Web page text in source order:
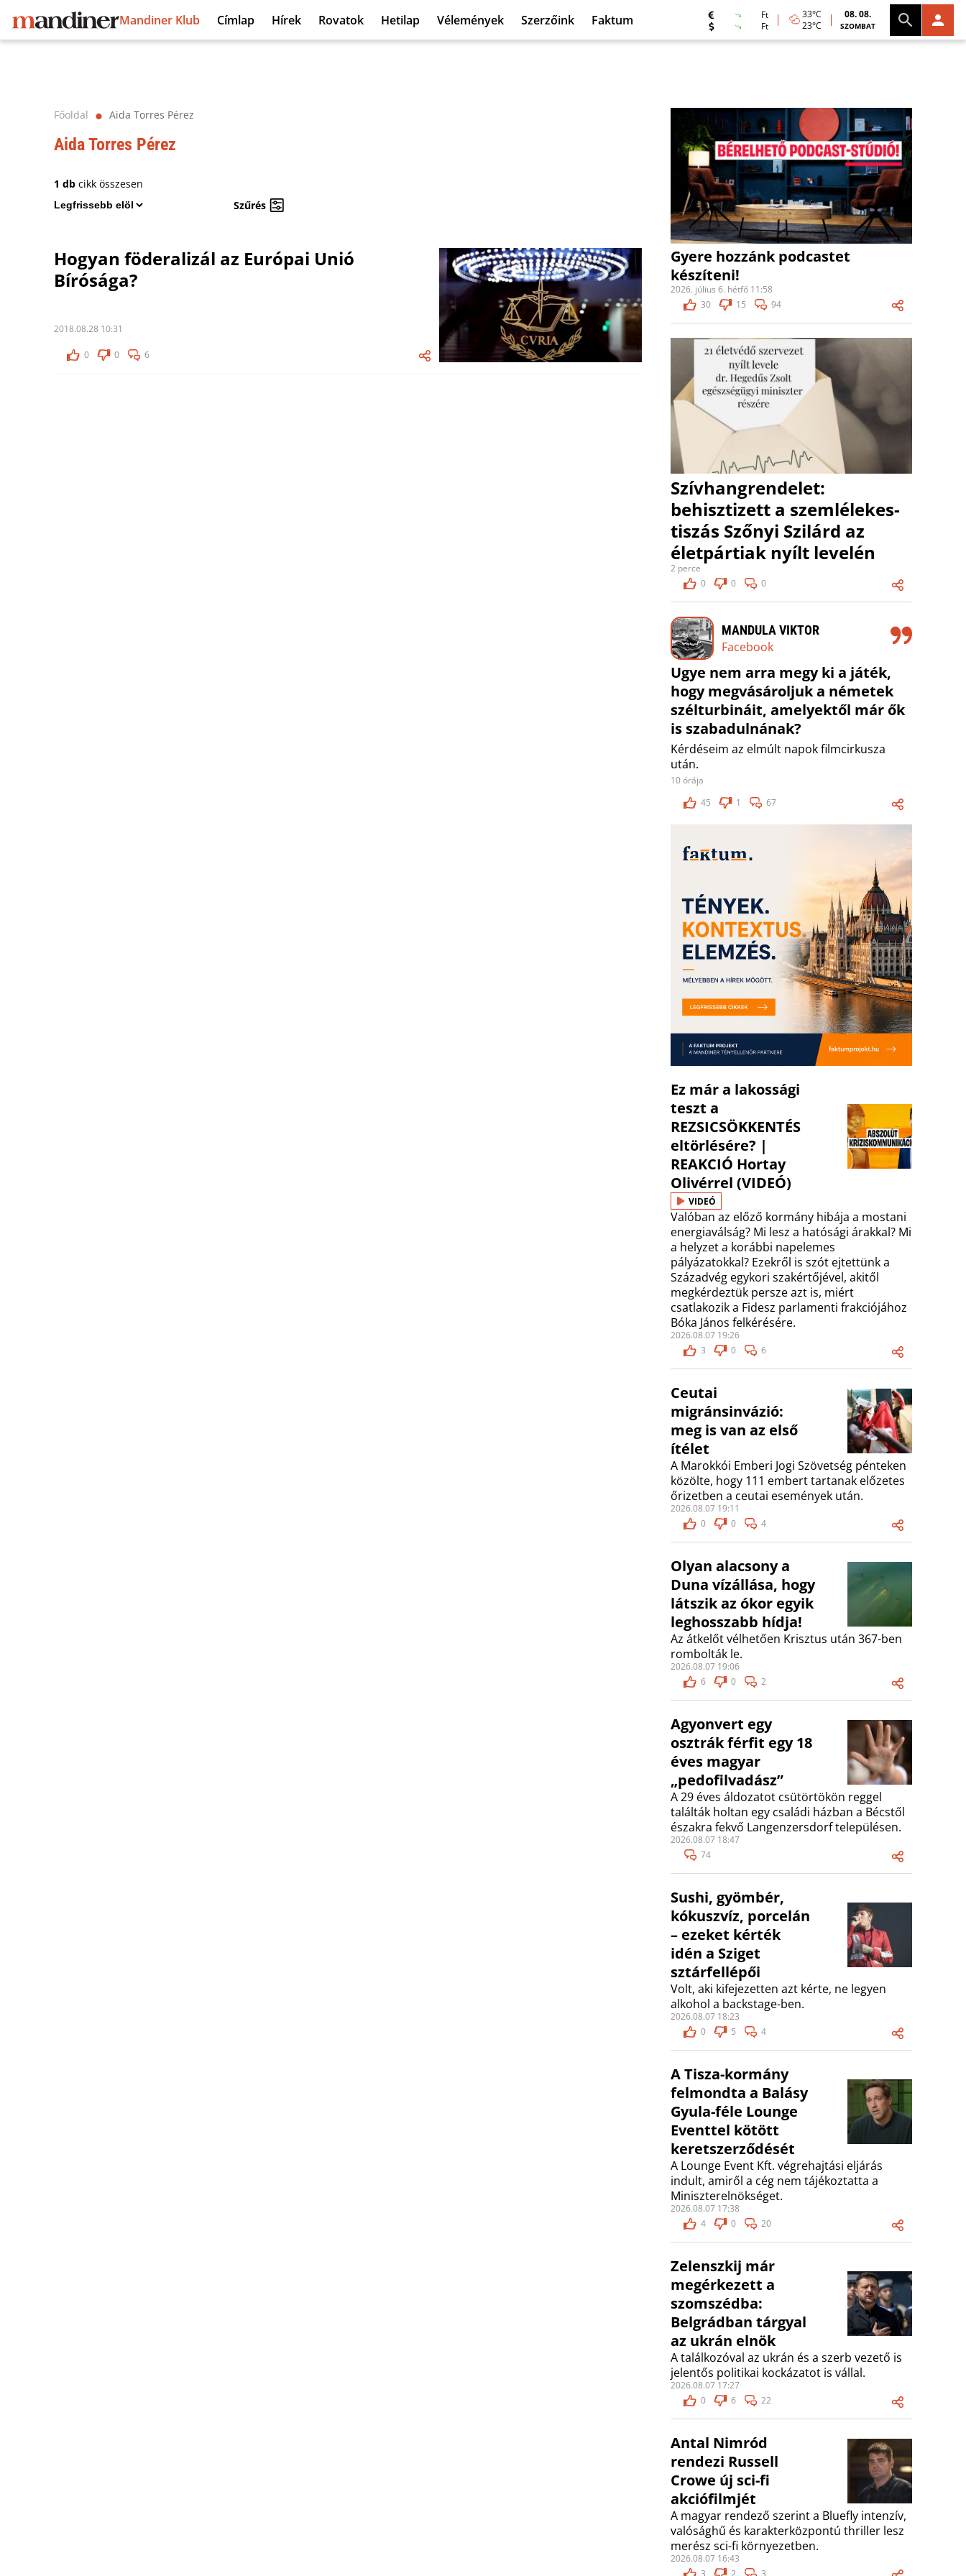
Mandiner Klub Címlap Hírek Rovatok Hetilap Vélemények Szerzőink Faktum
Ft
Ft
33°C
23°C
08. 08.
SZOMBAT
Főoldal ⬤ Aida Torres Pérez
Aida Torres Pérez
1 db cikk összesen
Szűrés
Hogyan föderalizál az Európai Unió
Bírósága?
2018.08.28 10:31
0 0 6
Gyere hozzánk podcastet
készíteni!
2026. július 6. hétfő 11:58
30
15 94
Szívhangrendelet:
behisztizett a szemlélekes-
tiszás Szőnyi Szilárd az
életpártiak nyílt levelén
2 perce
0
0 0
MANDULA VIKTOR
Facebook
Ugye nem arra megy ki a játék,
hogy megvásároljuk a németek
szélturbináit, amelyektől már ők
is szabadulnának?
Kérdéseim az elmúlt napok filmcirkusza
után.
10 órája
45
1 67
Ez már a lakossági
teszt a
REZSICSÖKKENTÉS
eltörlésére? |
REAKCIÓ Hortay
Olivérrel (VIDEÓ)
VIDEÓ
Valóban az előző kormány hibája a mostani
energiaválság? Mi lesz a hatósági árakkal? Mi
a helyzet a korábbi napelemes
pályázatokkal? Ezekről is szót ejtettünk a
Századvég egykori szakértőjével, akitől
megkérdeztük persze azt is, miért
csatlakozik a Fidesz parlamenti frakciójához
Bóka János felkérésére.
2026.08.07 19:26
3
0 6
Ceutai
migránsinvázió:
meg is van az első
ítélet
A Marokkói Emberi Jogi Szövetség pénteken
közölte, hogy 111 embert tartanak előzetes
őrizetben a ceutai események után.
2026.08.07 19:11
0
0 4
Olyan alacsony a
Duna vízállása, hogy
látszik az ókor egyik
leghosszabb hídja!
Az átkelőt vélhetően Krisztus után 367-ben
rombolták le.
2026.08.07 19:06
6
0 2
Agyonvert egy
osztrák férfit egy 18
éves magyar
„pedofilvadász”
A 29 éves áldozatot csütörtökön reggel
találták holtan egy családi házban a Bécstől
északra fekvő Langenzersdorf településen.
2026.08.07 18:47
74
Sushi, gyömbér,
kókuszvíz, porcelán
– ezeket kérték
idén a Sziget
sztárfellépői
Volt, aki kifejezetten azt kérte, ne legyen
alkohol a backstage-ben.
2026.08.07 18:23
0
5 4
A Tisza-kormány
felmondta a Balásy
Gyula-féle Lounge
Eventtel kötött
keretszerződését
A Lounge Event Kft. végrehajtási eljárás
indult, amiről a cég nem tájékoztatta a
Miniszterelnökséget.
2026.08.07 17:38
4
0 20
Zelenszkij már
megérkezett a
szomszédba:
Belgrádban tárgyal
az ukrán elnök
A találkozóval az ukrán és a szerb vezető is
jelentős politikai kockázatot is vállal.
2026.08.07 17:27
0
6 22
Antal Nimród
rendezi Russell
Crowe új sci-fi
akciófilmjét
A magyar rendező szerint a Bluefly intenzív,
valósághű és karakterközpontú thriller lesz
merész sci-fi környezetben.
2026.08.07 16:43